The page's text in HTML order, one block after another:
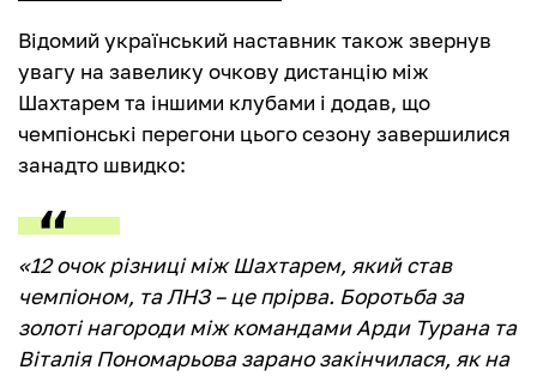
Відомий український наставник також звернув
увагу на завелику очкову дистанцію між
Шахтарем та іншими клубами і додав, що
чемпіонські перегони цього сезону завершилися
занадто швидко:
«12 очок різниці між Шахтарем, який став
чемпіоном, та ЛНЗ – це прірва. Боротьба за
золоті нагороди між командами Арди Турана та
Віталія Пономарьова зарано закінчилася, як на